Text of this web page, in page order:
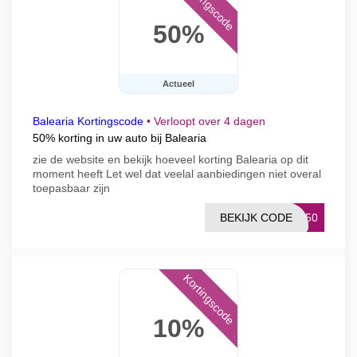
50%
Actueel
Balearia Kortingscode • Verloopt over 4 dagen
50% korting in uw auto bij Balearia
zie de website en bekijk hoeveel korting Balearia op dit
moment heeft Let wel dat veelal aanbiedingen niet overal
toepasbaar zijn
OO50
BEKIJK CODE
10%
Kortingscode